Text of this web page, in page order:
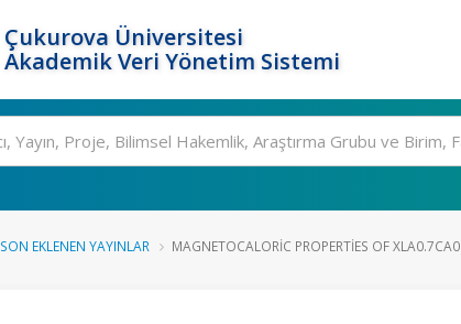
Çukurova Üniversitesi
Akademik Veri Yönetim Sistemi
SON EKLENEN YAYINLAR MAGNETOCALORIC PROPERTIES OF